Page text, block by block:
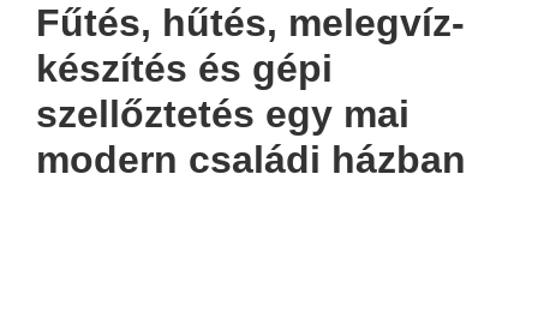
Fűtés, hűtés, melegvíz-
készítés és gépi
szellőztetés egy mai
modern családi házban